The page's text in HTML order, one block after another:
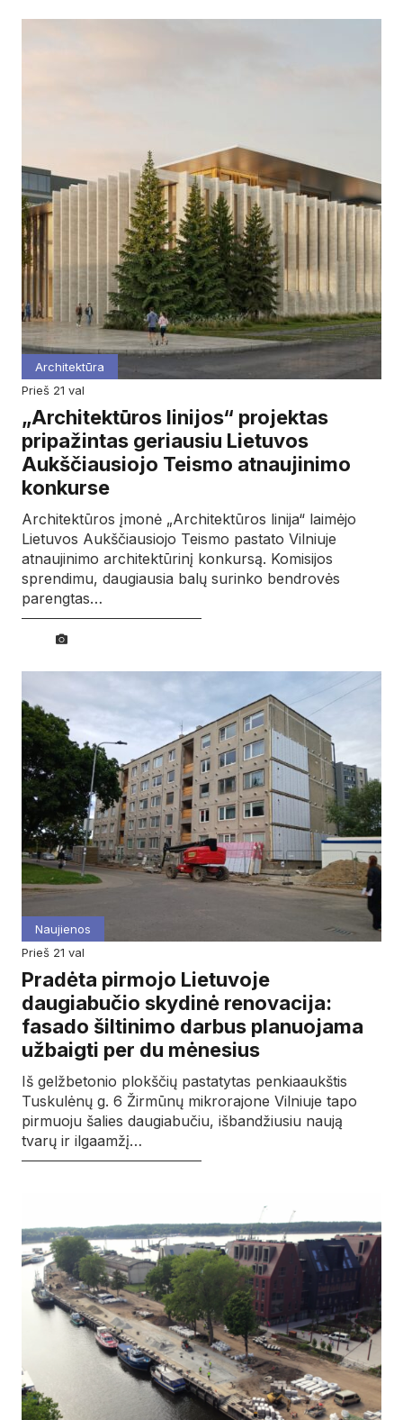
Architektūra
prieš 21 val
„Architektūros linijos“ projektas
pripažintas geriausiu Lietuvos
Aukščiausiojo Teismo atnaujinimo
konkurse
Architektūros įmonė „Architektūros linija“ laimėjo
Lietuvos Aukščiausiojo Teismo pastato Vilniuje
atnaujinimo architektūrinį konkursą. Komisijos
sprendimu, daugiausia balų surinko bendrovės
parengtas…
Naujienos
prieš 21 val
Pradėta pirmojo Lietuvoje
daugiabučio skydinė renovacija:
fasado šiltinimo darbus planuojama
užbaigti per du mėnesius
Iš gelžbetonio plokščių pastatytas penkiaaukštis
Tuskulėnų g. 6 Žirmūnų mikrorajone Vilniuje tapo
pirmuoju šalies daugiabučiu, išbandžiusiu naują
tvarų ir ilgaamžį…